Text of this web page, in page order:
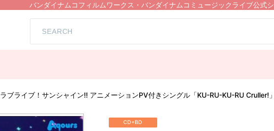
バンダイナムコフィルムワークス・バンダイナムコミュージックライブ公式
ラブライブ！サンシャイン!! アニメーションPV付きシングル「KU-RU-KU-RU Cruller!
CD+BD